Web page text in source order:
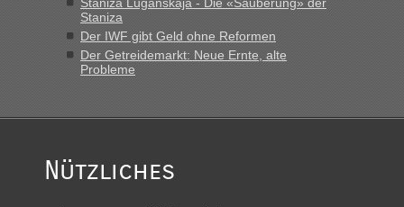
Staniza
Der IWF gibt Geld ohne Reformen
Der Getreidemarkt: Neue Ernte, alte
Probleme
Nützliches